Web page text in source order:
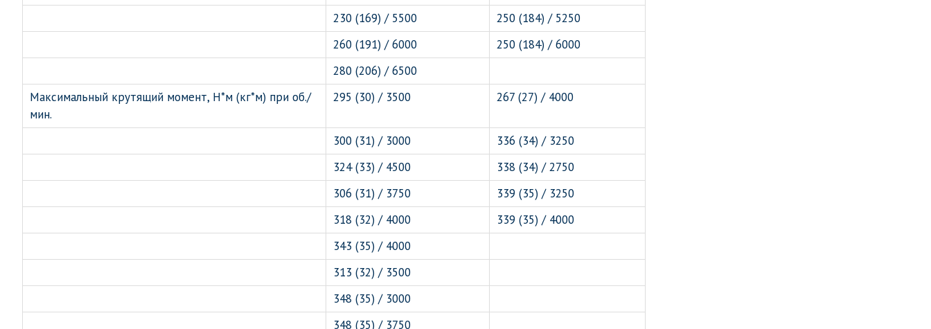
230 (169) / 5500
250 (184) / 5250
260 (191) / 6000
250 (184) / 6000
280 (206) / 6500
Максимальный крутящий момент, Н*м (кг*м) при об./
мин.
295 (30) / 3500 267 (27) / 4000
300 (31) / 3000
336 (34) / 3250
324 (33) / 4500
338 (34) / 2750
306 (31) / 3750
339 (35) / 3250
318 (32) / 4000
339 (35) / 4000
343 (35) / 4000
313 (32) / 3500
348 (35) / 3000
348 (35) / 3750